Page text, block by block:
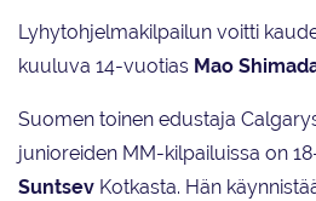
Lyhytohjelmakilpailun voitti
kuuluva 14-vuotias Mao
Suomen toinen edustaja
junioreiden MM-kilpailuissa on
Suntsev Kotkasta. Hän